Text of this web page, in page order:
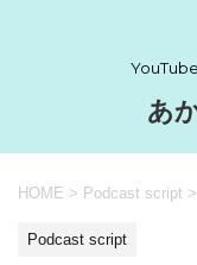
あ
HOME > Podcast script >
Podcast script